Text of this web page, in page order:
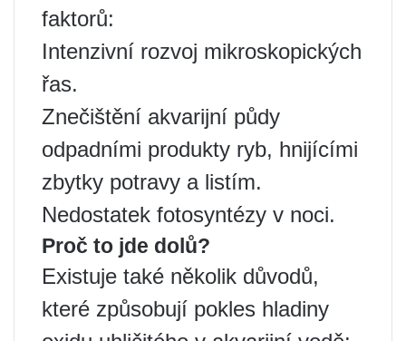
faktorů:
Intenzivní rozvoj mikroskopických
řas.
Znečištění akvarijní půdy
odpadními produkty ryb, hnijícími
zbytky potravy a listím.
Nedostatek fotosyntézy v noci.
Proč to jde dolů?
Existuje také několik důvodů,
které způsobují pokles hladiny